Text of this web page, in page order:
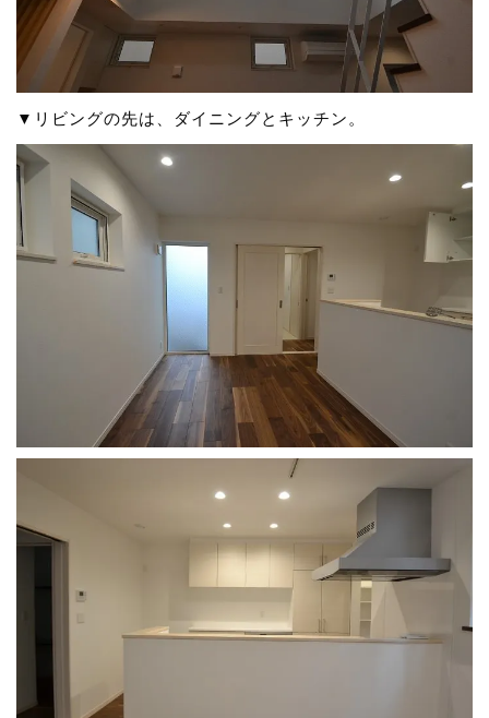
▼リビングの先は、ダイニングとキッチン。